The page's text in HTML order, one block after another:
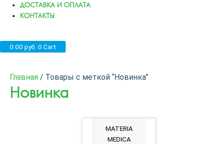
ДОСТАВКА И ОПЛАТА
КОНТАКТЫ
0.00 руб. 0 Cart
Главная / Товары с меткой “Новинка”
Новинка
MATERIA
MEDICA